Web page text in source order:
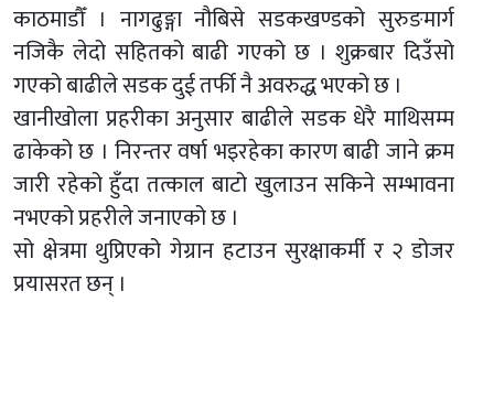
काठमाडौँ । नागढुङ्गा नौबिसे सडकखण्डको सुरुङमार्ग
नजिकै लेदो सहितको बाढी गएको छ । शुक्रबार दिउँसो
गएको बाढीले सडक दुई तर्फी नै अवरुद्ध भएको छ ।
खानीखोला प्रहरीका अनुसार बाढीले सडक धेरै माथिसम्म
ढाकेको छ । निरन्तर वर्षा भइरहेका कारण बाढी जाने क्रम
जारी रहेको हुँदा तत्काल बाटो खुलाउन सकिने सम्भावना
नभएको प्रहरीले जनाएको छ ।
सो क्षेत्रमा थुप्रिएको गेग्रान हटाउन सुरक्षाकर्मी र २ डोजर
प्रयासरत छन् ।